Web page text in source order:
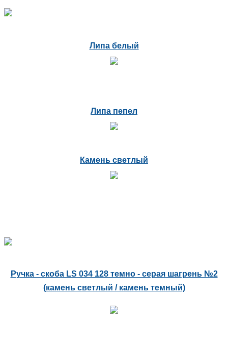
Липа белый
Липа пепел
Камень светлый
Ручка - скоба LS 034 128 темно - серая шагрень №2
(камень светлый / камень темный)